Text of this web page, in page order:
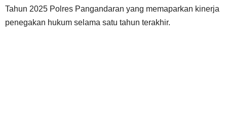
Tahun 2025 Polres Pangandaran yang memaparkan kinerja
penegakan hukum selama satu tahun terakhir.